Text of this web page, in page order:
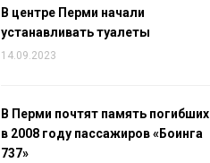
В центре Перми начали
устанавливать туалеты
14.09.2023
В Перми почтят память погибших
в 2008 году пассажиров «Боинга
737»